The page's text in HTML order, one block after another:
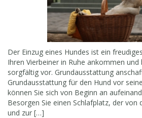
Der Einzug eines Hundes ist ein
Ihren Vierbeiner in Ruhe ankommen und
sorgfältig vor. Grundausstattung
Grundausstattung für den Hund vor
können Sie sich von Beginn an
Besorgen Sie einen Schlafplatz, der von
und zur […]